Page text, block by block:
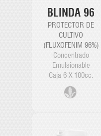
BLINDA 96
PROTECTOR DE
CULTIVO
(FLUXOFENIM 96%)
Concentrado
Emulsionable
Caja 6 X 100cc.